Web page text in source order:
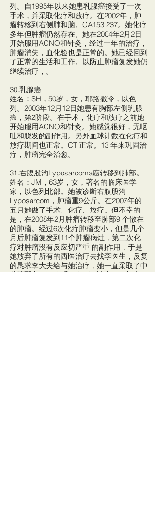
列。自1995年以来她患乳腺癌接受了一次
手术，并采取化疗和放疗。在2002年，肿
瘤转移到右侧肺和脑。CA153 237。她化疗
多年但肿瘤仍然存在。她在2004年2月2日
开始服用ACNO和针灸，经过一年的治疗，
肿瘤消失，血化验也是正常的。她已经回到
了正常的生活和工作。以防止肿瘤复发她仍
继续治疗，。
30.乳腺癌
姓名：SH，50岁，女，耶路撒冷，以色
列。2003年12月12日她患有胸部左侧乳腺
癌，第2阶段。在手术，化疗和放疗之前她
开始服用ACNO和针灸。她感觉很好，无呕
吐和脱发的副作用。另外血球计数在化疗和
放疗期间也正常。CT 正常。13 年来巩固治
疗，肿瘤完全治愈。
31.右腹股沟Lyposarcoma癌转移到肺部。
姓名：JM，63岁，女，著名的临床医学
家，以色列北部。她被诊断右腹股沟
Lyposarcom，肿瘤重9公斤。在2007年的
五月她做了手术、化疗、放疗。但不幸的
是，在2008年2月肿瘤转移至肺部9 个散在
的肿瘤。经过6次化疗肿瘤变小，但是几个
月后肿瘤复发到11个肿瘤病灶，第二次化
疗对肿瘤没有反应切严重 的副作用，于是
她放弃了所有的西医治疗去找李医生，反复
的恳求李大夫给与她治疗，她一直采取了中
草药配方ACNO1和ACNO3治疗，一年左